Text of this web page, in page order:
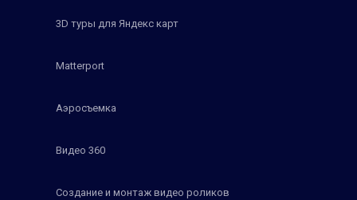
3D туры для Яндекс карт
Matterport
Аэросъемка
Видео 360
Создание и монтаж видео роликов